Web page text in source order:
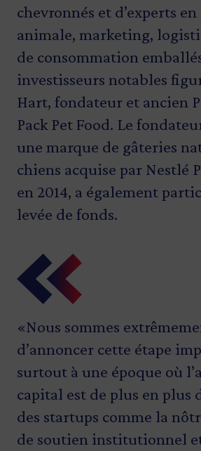
chevronnés et d’experts
animale, marketing,
de consommation
investisseurs notables
Hart, fondateur et ancien
Pack Pet Food. Le
une marque de gâteries
chiens acquise par Nestlé
en 2014, a également
levée de fonds.
«Nous sommes
d’annoncer cette étape
surtout à une époque où
capital est de plus en plus
des startups comme la
de soutien institutionnel
«Grâce à ses produits
Healthybud s’impose de
Québec et en Amérique du
que chef de file en
animale. On continue
entreprises qui, comme
«Investissement Québec
contribuer à la croissance
grâce à cette ronde de
permet d’attirer des
investisseurs privés.
permettra à l’entreprise de
«Pendant le temps que j’ai
fondateurs de Healthybud,
j’ai vu leur résilience, leur
et leur engagement
vision. Ce sont
d’entrepreneurs capables